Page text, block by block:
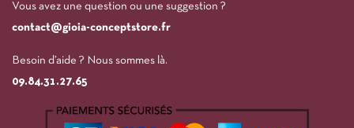
Vous avez une question ou une suggestion ?
contact@gioia-conceptstore.fr
Besoin d’aide ? Nous sommes là.
09.84.31.27.65